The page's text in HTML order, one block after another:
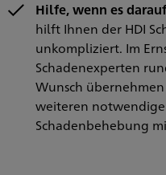
Hilfe, wenn es
hilft Ihnen der HDI
unkompliziert. Im
Schadenexperten
Wunsch
weiteren
Schadenbehebung